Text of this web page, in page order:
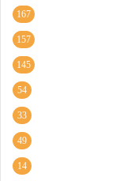
167
157
145
54
33
49
14